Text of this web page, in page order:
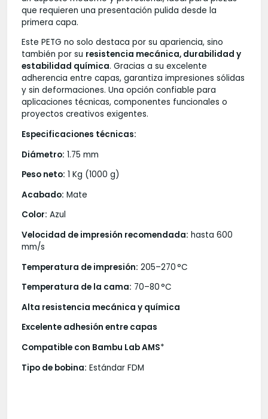
que requieren una presentación pulida desde la
primera capa.
Este PETG no solo destaca por su apariencia, sino
también por su resistencia mecánica, durabilidad y
estabilidad química. Gracias a su excelente
adherencia entre capas, garantiza impresiones sólidas
y sin deformaciones. Una opción confiable para
aplicaciones técnicas, componentes funcionales o
proyectos creativos exigentes.
Especificaciones técnicas:
Diámetro: 1.75 mm
Peso neto: 1 Kg (1000 g)
Acabado: Mate
Color: Azul
Velocidad de impresión recomendada: hasta 600
mm/s
Temperatura de impresión: 205–270 °C
Temperatura de la cama: 70–80 °C
Alta resistencia mecánica y química
Excelente adhesión entre capas
Compatible con Bambu Lab AMS*
Tipo de bobina: Estándar FDM